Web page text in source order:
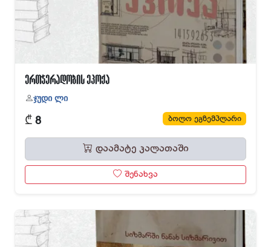
ერთჯერადობის ეპოქა
ჯუდი ლი
₾ 8 ბოლო ეგზემპლარი
დაამატე კალათაში
შენახვა